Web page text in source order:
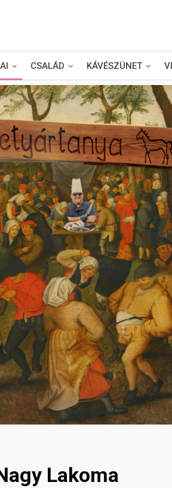
CSALÁD KÁVÉSZÜNET
Lakoma